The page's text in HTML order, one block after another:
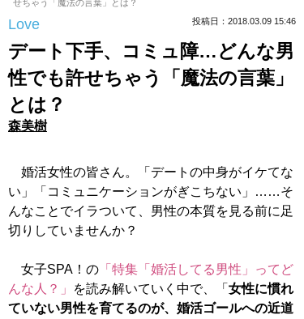
せちゃう「魔法の言葉」とは？
Love 投稿日：2018.03.09 15:46
デート下手、コミュ障…どんな男
性でも許せちゃう「魔法の言葉」
とは？
森美樹
婚活女性の皆さん。「デートの中身がイケてな
い」「コミュニケーションがぎこちない」……そ
んなことでイラついて、男性の本質を見る前に足
切りしていませんか？
女子SPA！の 「特集「婚活してる男性」ってど
んな人？」
を読み解いていく中で、「 女性に慣れ
ていない男性を育てるのが、婚活ゴールへの近道